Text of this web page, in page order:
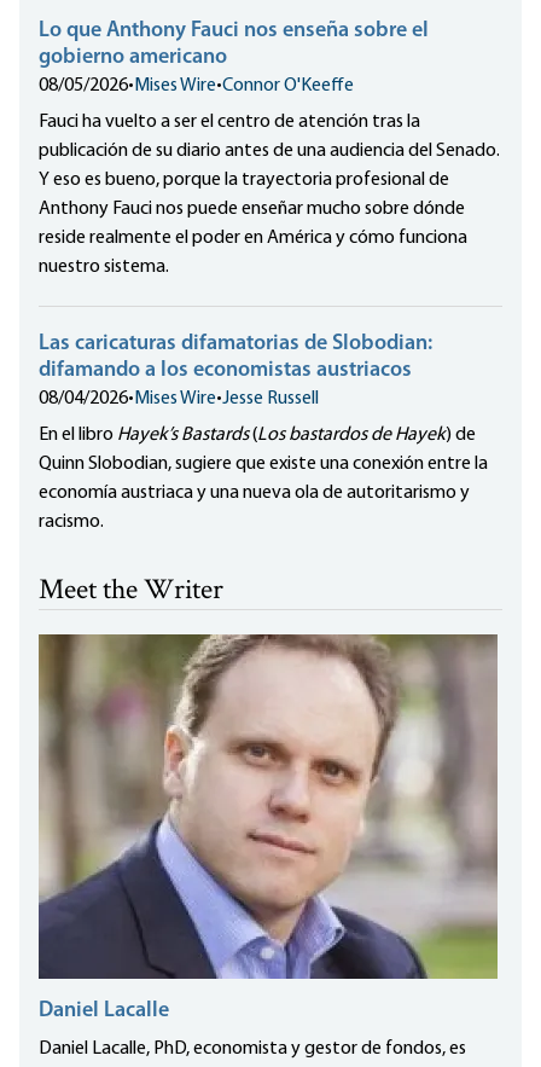
Lo que Anthony Fauci nos enseña sobre el
gobierno americano
08/05/2026• Mises Wire•Connor O'Keeffe
Fauci ha vuelto a ser el centro de atención tras la
publicación de su diario antes de una audiencia del Senado.
Y eso es bueno, porque la trayectoria profesional de
Anthony Fauci nos puede enseñar mucho sobre dónde
reside realmente el poder en América y cómo funciona
nuestro sistema.
Las caricaturas difamatorias de Slobodian:
difamando a los economistas austriacos
08/04/2026• Mises Wire•Jesse Russell
En el libro Hayek’s Bastards(Los bastardos de Hayek) de
Quinn Slobodian, sugiere que existe una conexión entre la
economía austriaca y una nueva ola de autoritarismo y
racismo.
Meet the Writer
Daniel Lacalle
Daniel Lacalle, PhD, economista y gestor de fondos, es